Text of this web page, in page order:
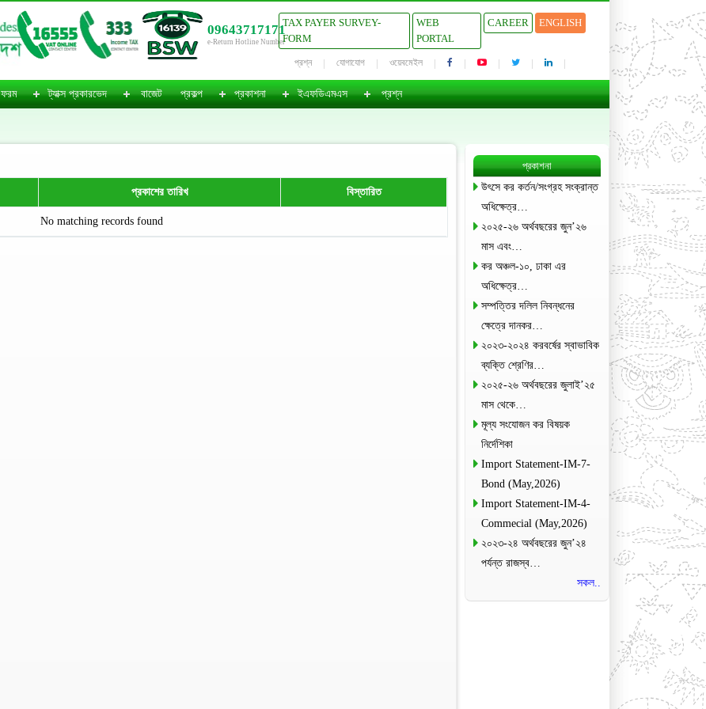
09643717171
e-Return Hotline Number
TAX PAYER SURVEY-
FORM
WEB
PORTAL
CAREER ENGLISH
প্রশ্ন যোগাযোগ ওয়েবমেইল
ফরম ট্যাক্স প্রকারভেদ বাজেট প্রকল্প প্রকাশনা ইএফডিএমএস প্রশ্ন
প্রকাশের তারিখ বিস্তারিত
No matching records found
প্রকাশনা
উৎসে কর কর্তন/সংগ্রহ সংক্রান্ত
অধিক্ষেত্র…
২০২৫-২৬ অর্থবছরের জুন’২৬
মাস এবং…
কর অঞ্চল-১০, ঢাকা এর
অধিক্ষেত্র…
সম্পত্তির দলিল নিবন্ধনের
ক্ষেত্রে দানকর…
২০২৩-২০২৪ করবর্ষের স্বাভাবিক
ব্যক্তি শ্রেণির…
২০২৫-২৬ অর্থবছরের জুলাই’২৫
মাস থেকে…
মূল্য সংযোজন কর বিষয়ক
নির্দেশিকা
Import Statement-IM-7-
Bond (May,2026)
Import Statement-IM-4-
Commecial (May,2026)
২০২৩-২৪ অর্থবছরের জুন’২৪
পর্যন্ত রাজস্ব…
সকল..